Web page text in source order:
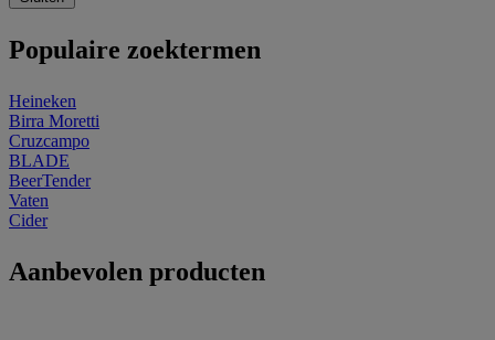
Populaire zoektermen
Heineken
Birra Moretti
Cruzcampo
BLADE
BeerTender
Vaten
Cider
Aanbevolen producten